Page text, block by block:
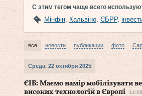
С этим тегом чаще всего
Мінфін, Кальвіно, ЄБРР,
все новости публикации фото
Среда, 22 октября 2025
ЄІБ: Маємо намір мобілізувати
високих технологій в Європі
14:06